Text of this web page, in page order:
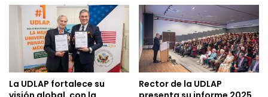
La UDLAP fortalece su
Rector de la UDLAP